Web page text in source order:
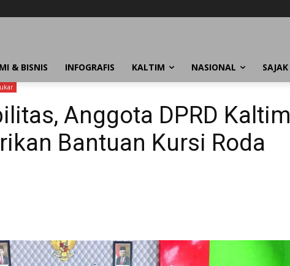
& BISNIS INFOGRAFIS KALTIM NASIONAL SAJAK
Anggota DPRD Kaltim
Bantuan Kursi Roda